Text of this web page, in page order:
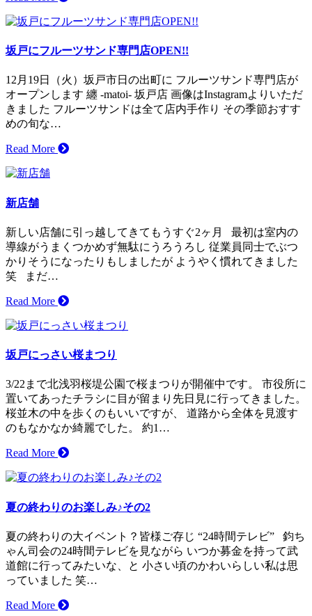
坂戸にフルーツサンド専門店OPEN!!
12月19日（火）坂戸市日の出町に フルーツサンド専門店が
オープンします 纏 -matoi- 坂戸店 画像はInstagramよりいただ
きました フルーツサンドは全て店内手作り その季節おすす
めの旬な…
Read More
新店舗
新しい店舗に引っ越してきてもうすぐ2ヶ月 最初は室内の
導線がうまくつかめず無駄にうろうろし 従業員同士でぶつ
かりそうになったりもしましたが ようやく慣れてきました
笑 まだ…
Read More
坂戸にっさい桜まつり
3/22まで北浅羽桜堤公園で桜まつりが開催中です。 市役所に
置いてあったチラシに目が留まり先日見に行ってきました。
桜並木の中を歩くのもいいですが、 道路から全体を見渡す
のもなかなか綺麗でした。 約1…
Read More
夏の終わりのお楽しみ♪その2
夏の終わりの大イベント？皆様ご存じ “24時間テレビ” 鈞ち
ゃん司会の24時間テレビを見ながら いつか募金を持って武
道館に行ってみたいな、と 小さい頃のかわいらしい私は思
っていました 笑…
Read More